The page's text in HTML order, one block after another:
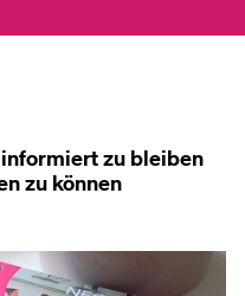
zu bleiben
zu können